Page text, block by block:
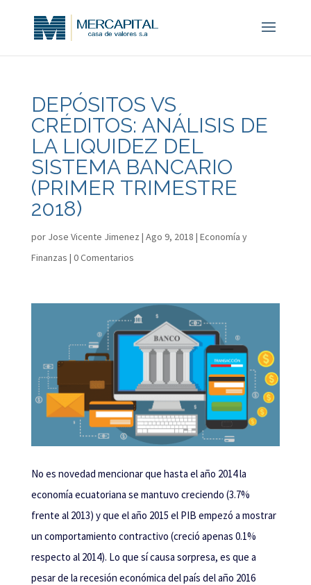
DEPÓSITOS VS
CRÉDITOS: ANÁLISIS DE
LA LIQUIDEZ DEL
SISTEMA BANCARIO
(PRIMER TRIMESTRE
2018)
por Jose Vicente Jimenez | Ago 9, 2018 | Economía y
Finanzas | 0 Comentarios
No es novedad mencionar que hasta el año 2014 la
economía ecuatoriana se mantuvo creciendo (3.7%
frente al 2013) y que el año 2015 el PIB empezó a mostrar
un comportamiento contractivo (creció apenas 0.1%
respecto al 2014). Lo que sí causa sorpresa, es que a
pesar de la recesión económica del país del año 2016